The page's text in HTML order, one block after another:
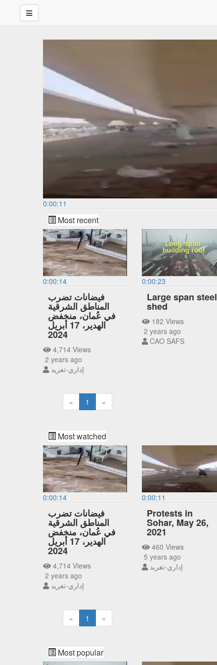
0:00:11
Most recent
0:00:14
فيضانات تضرب
المناطق الشرقية
في عُمان، منخفض
الهدير، 17 أبريل
2024
4,714 Views
2 years ago
إداري-تغريد
0:00:23
Large span steel
shed
182 Views
2 years ago
CAO SAFS
« 1 »
Most watched
0:00:14
فيضانات تضرب
المناطق الشرقية
في عُمان، منخفض
الهدير، 17 أبريل
2024
4,714 Views
2 years ago
إداري-تغريد
0:00:11
Protests in
Sohar, May 26,
2021
460 Views
5 years ago
إداري-تغريد
« 1 »
Most popular